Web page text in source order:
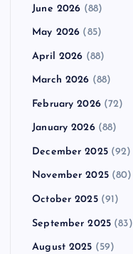
June 2026 (88)
May 2026 (85)
April 2026 (88)
March 2026 (88)
February 2026(72)
January 2026(88)
December 2025(92)
November 2025(80)
October 2025(91)
September 2025 (83)
August 2025 (59)